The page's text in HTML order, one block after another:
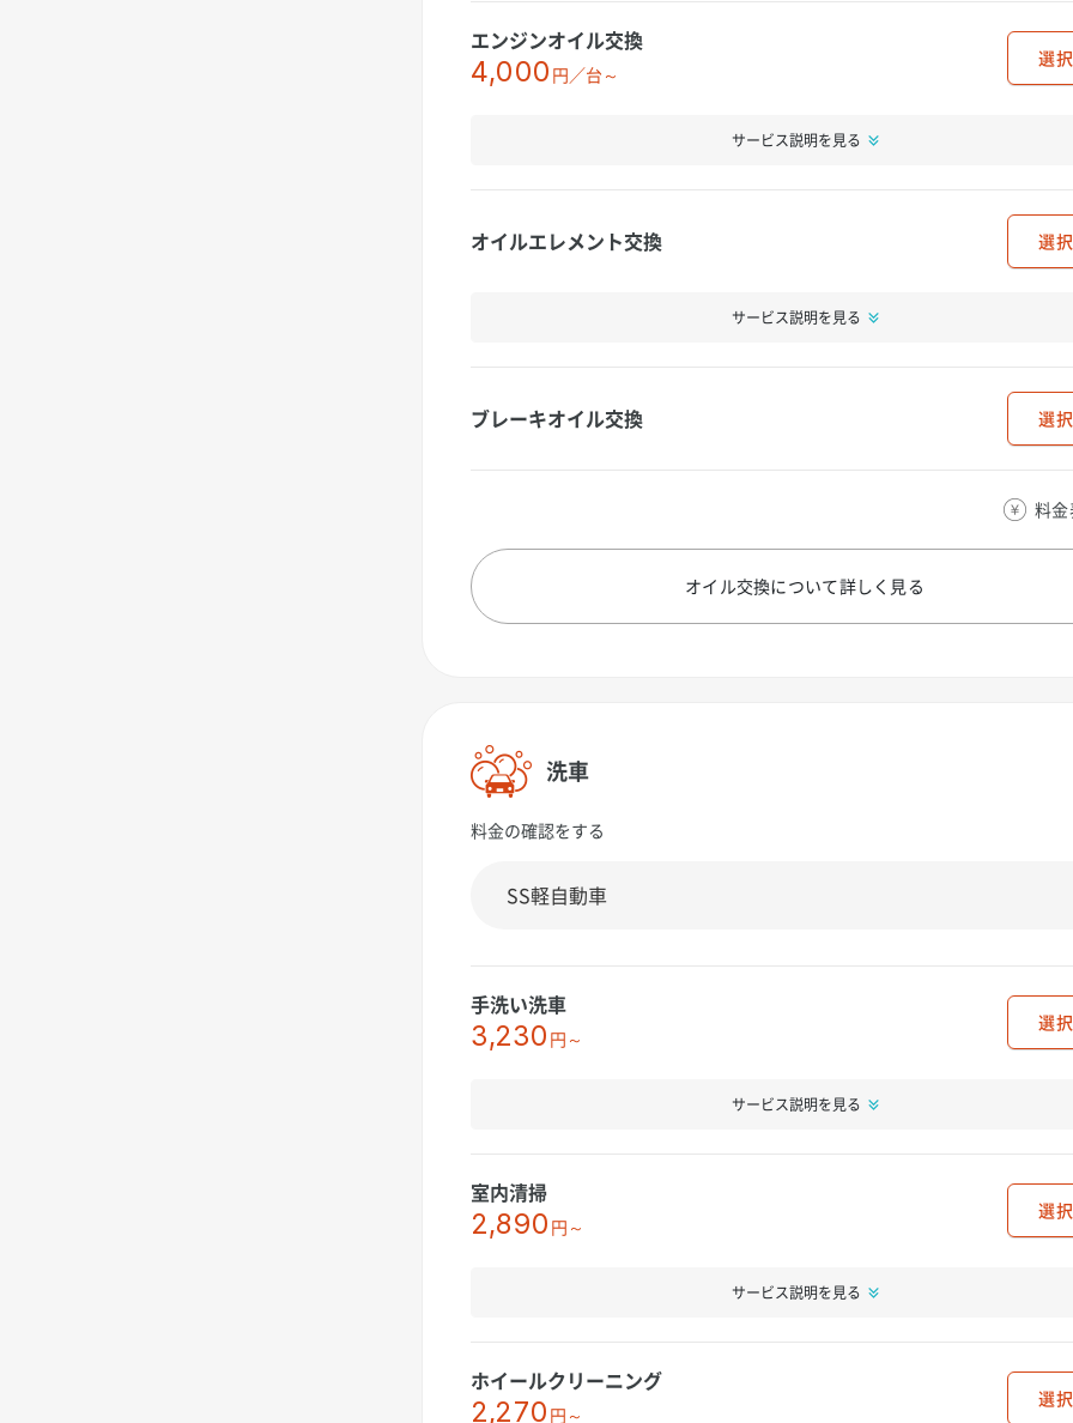
エンジンオイル交換
4,000 円／台～
選択
サービス説明を見る
オイルエレメント交換 選択
サービス説明を見る
ブレーキオイル交換 選択
料
オイル交換について詳しく見る
洗車
料金の確認をする
手洗い洗車
3,230 円～
選択
サービス説明を見る
室内清掃
2,890 円～
選択
サービス説明を見る
ホイールクリーニング
2,270 円～
選択